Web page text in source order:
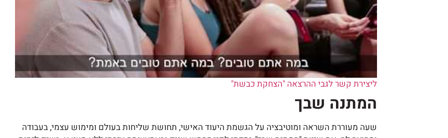
ליצירת קשר לגבי ההרצאה "הצחקת כבשת"
המתנה שבך
שעה מעוררת השראה ומוטיבציה על הגשמת היעוד האישי, תחושת שליחות בעולם ומימוש עצמי, בעבודה